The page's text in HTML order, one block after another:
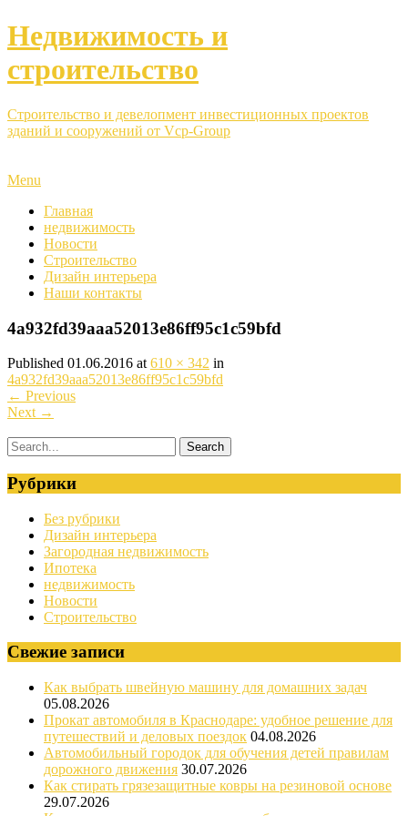
Недвижимость и
строительство
Строительство и девелопмент инвестиционных проектов
зданий и сооружений от Vcp-Group
Menu
Главная
недвижимость
Новости
Строительство
Дизайн интерьера
Наши контакты
4a932fd39aaa52013e86ff95c1c59bfd
Published 01.06.2016 at 610 × 342 in
4a932fd39aaa52013e86ff95c1c59bfd
← Previous
Next →
Рубрики
Без рубрики
Дизайн интерьера
Загородная недвижимость
Ипотека
недвижимость
Новости
Строительство
Свежие записи
Как выбрать швейную машину для домашних задач
05.08.2026
Прокат автомобиля в Краснодаре: удобное решение для
путешествий и деловых поездок 04.08.2026
Автомобильный городок для обучения детей правилам
дорожного движения 30.07.2026
Как стирать грязезащитные ковры на резиновой основе
29.07.2026